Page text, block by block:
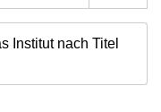
Institut nach Titel